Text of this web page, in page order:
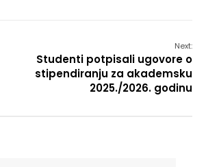
Next:
Studenti potpisali ugovore o
stipendiranju za akademsku
2025./2026. godinu